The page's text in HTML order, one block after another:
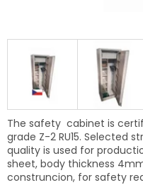
The safety cabinet is
grade Z-2 RU15. Selected
quality is used for
sheet, body thickness
construncion, for safety